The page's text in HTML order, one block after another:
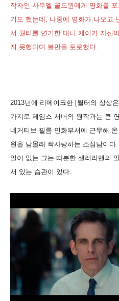
작자인 사무엘 골드윈에게 영화를
기도 했는데, 나중에 영화가 나오고
서 월터를 연기한 대니 케이가 자신
지 못했다며 불만을 토로했다.
2013년에 리메이크한 [월터의 상상
가지로 제임스 서버의 원작과는 큰
네거티브 필름 인화부서에 근무해
원을 남몰래 짝사랑하는 소심남이
일이 없는 그는 따분한 샐러리맨의
서 있는 습관이 있다.